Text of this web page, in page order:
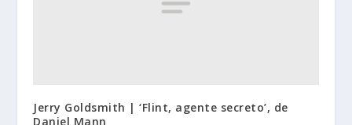
Jerry Goldsmith | ‘Flint, agente secreto’, de
Daniel Mann